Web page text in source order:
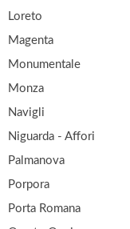
Loreto
Magenta
Monumentale
Monza
Navigli
Niguarda - Affori
Palmanova
Porpora
Porta Romana